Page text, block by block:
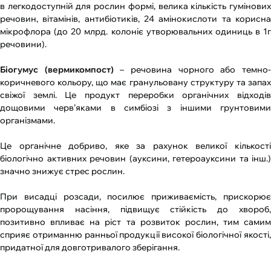
в легкодоступній для рослин формі, велика кількість гумінових
речовин, вітамінів, антибіотиків, 24 амінокислоти та корисна
мікрофлора (до 20 млрд. колоніє утворювальних одиниць в 1г
речовини).
Біогумус (вермикомпост)– речовина чорного або темно-
коричневого кольору, що має гранульовану структуру та запах
свіжої землі. Це продукт переробки органічних відходів
дощовими черв’яками в симбіозі з іншими грунтовими
організмами.
Це органічне добриво, яке за рахунок великої кількості
біологічно активних речовин (ауксини, гетероауксини та інш.)
значно знижує стрес рослин.
При висадці розсади, посилює приживаємість, прискорює
пророщування насіння, підвищує стійкість до хвороб,
позитивно впливає на ріст та розвиток рослин, тим самим
сприяє отриманню ранньої продукції високої біологічної якості,
придатної для довготривалого зберігання.